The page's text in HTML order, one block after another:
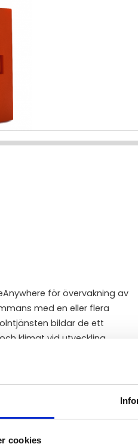
cookies
för övervakning av
med en eller flera
bildar de ett
klimat vid utveckling,
livsmedel, läkemedel och
räckvidd övervakar
känner den av om den